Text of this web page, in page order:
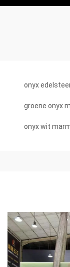
onyx
groene onyx
onyx wit